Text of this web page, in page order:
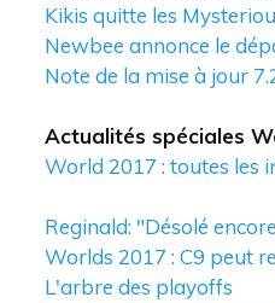
Kikis quitte les
Newbee annonce le
Note de la mise à jour
Actualités spéciales
World 2017 : toutes les
Reginald: "Désolé
Worlds 2017 : C9 peut
L'arbre des playoffs